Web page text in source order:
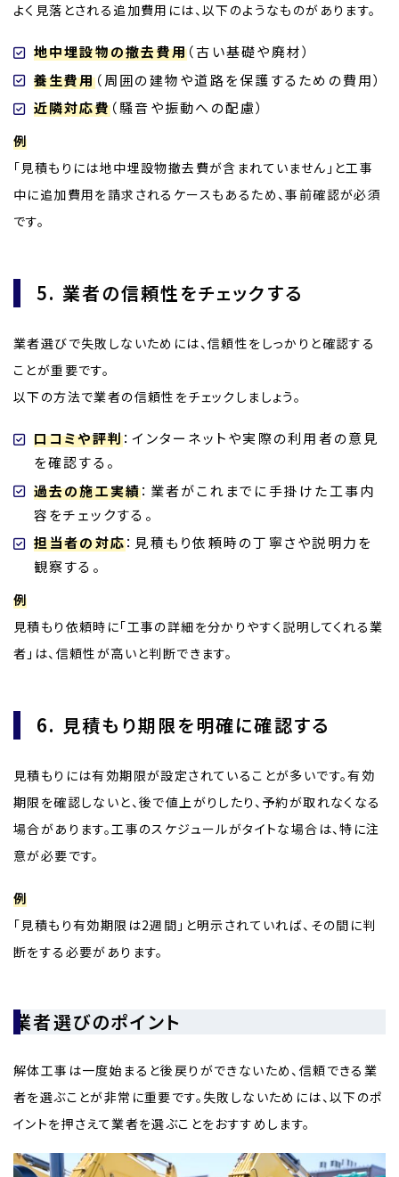
よく見落とされる追加費用には、以下のようなものがあります。
地中埋設物の撤去費用（古い基礎や廃材）
養生費用（周囲の建物や道路を保護するための費用）
近隣対応費（騒音や振動への配慮）
例
「見積もりには地中埋設物撤去費が含まれていません」と工事
中に追加費用を請求されるケースもあるため、事前確認が必須
です。
5. 業者の信頼性をチェックする
業者選びで失敗しないためには、信頼性をしっかりと確認する
ことが重要です。
以下の方法で業者の信頼性をチェックしましょう。
口コミや評判：インターネットや実際の利用者の意見
を確認する。
過去の施工実績：業者がこれまでに手掛けた工事内
容をチェックする。
担当者の対応：見積もり依頼時の丁寧さや説明力を
観察する。
例
見積もり依頼時に「工事の詳細を分かりやすく説明してくれる業
者」は、信頼性が高いと判断できます。
6. 見積もり期限を明確に確認する
見積もりには有効期限が設定されていることが多いです。有効
期限を確認しないと、後で値上がりしたり、予約が取れなくなる
場合があります。工事のスケジュールがタイトな場合は、特に注
意が必要です。
例
「見積もり有効期限は2週間」と明示されていれば、その間に判
断をする必要があります。
業者選びのポイント
解体工事は一度始まると後戻りができないため、信頼できる業
者を選ぶことが非常に重要です。失敗しないためには、以下のポ
イントを押さえて業者を選ぶことをおすすめします。